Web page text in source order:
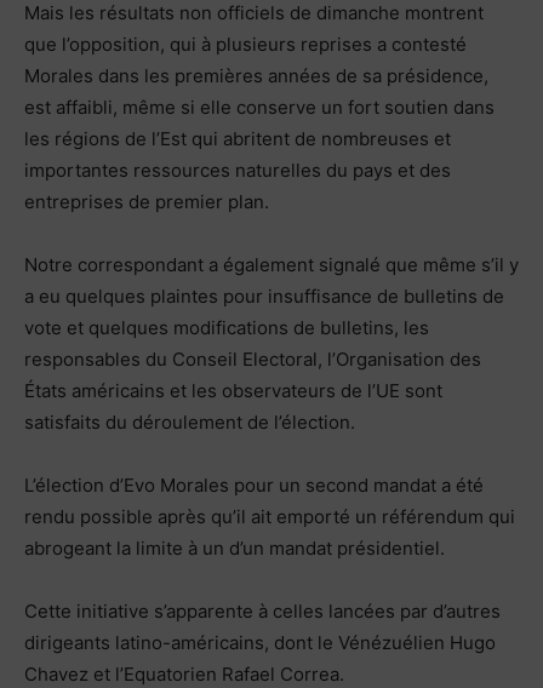
Mais les résultats non officiels de dimanche montrent
que l’opposition, qui à plusieurs reprises a contesté
Morales dans les premières années de sa présidence,
est affaibli, même si elle conserve un fort soutien dans
les régions de l’Est qui abritent de nombreuses et
importantes ressources naturelles du pays et des
entreprises de premier plan.
Notre correspondant a également signalé que même s’il y
a eu quelques plaintes pour insuffisance de bulletins de
vote et quelques modifications de bulletins, les
responsables du Conseil Electoral, l’Organisation des
États américains et les observateurs de l’UE sont
satisfaits du déroulement de l’élection.
L’élection d’Evo Morales pour un second mandat a été
rendu possible après qu’il ait emporté un référendum qui
abrogeant la limite à un d’un mandat présidentiel.
Cette initiative s’apparente à celles lancées par d’autres
dirigeants latino-américains, dont le Vénézuélien Hugo
Chavez et l’Equatorien Rafael Correa.